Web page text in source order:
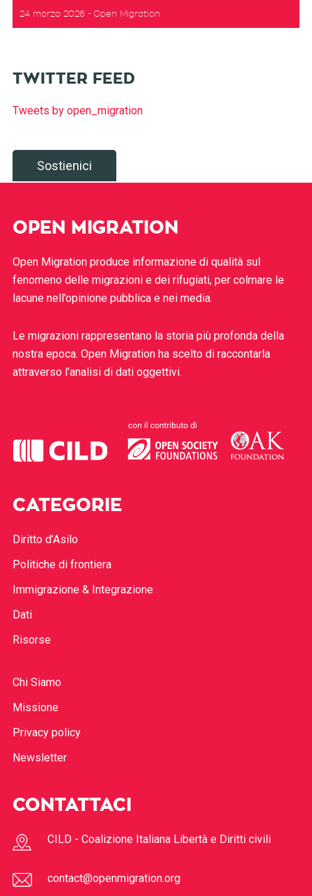
24 marzo 2026 Open Migration
TWITTER FEED
Tweets by open_migration
Sostienici
OPEN MIGRATION
Open Migration produce informazione di qualità sul
fenomeno delle migrazioni e dei rifugiati, per colmare le
lacune nell’opinione pubblica e nei media.
Le migrazioni rappresentano la storia più profonda della
nostra epoca. Open Migration ha scelto di raccontarla
attraverso l’analisi di dati oggettivi.
CATEGORIE
Diritto d’Asilo
Politiche di frontiera
Immigrazione & Integrazione
Dati
Risorse
Chi Siamo
Missione
Privacy policy
Newsletter
CONTATTACI
CILD - Coalizione Italiana Libertà e Diritti civili
contact@openmigration.org